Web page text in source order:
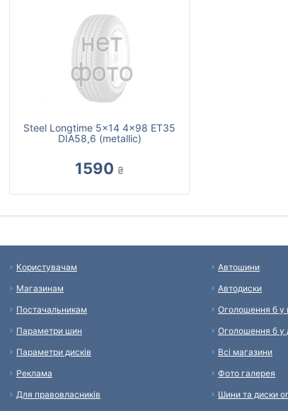
Steel Longtime 5x14 4x98 ET35
DIA58,6 (metallic)
1590 ₴
Користувачам
Магазинам
Постачальникам
Параметри шин
Параметри дисків
Реклама
Для правовласників
Автошини
Автодиски
Оголошення б у
Оголошення б у
Всі магазини
Фото галерея
Шини та диски